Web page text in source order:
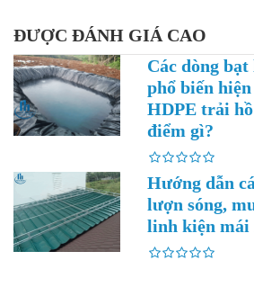
ĐƯỢC ĐÁNH GIÁ CAO
Các dòng
phổ biến
HDPE trải
điểm gì?
Hướng dẫn
lượn sóng,
linh kiện mái